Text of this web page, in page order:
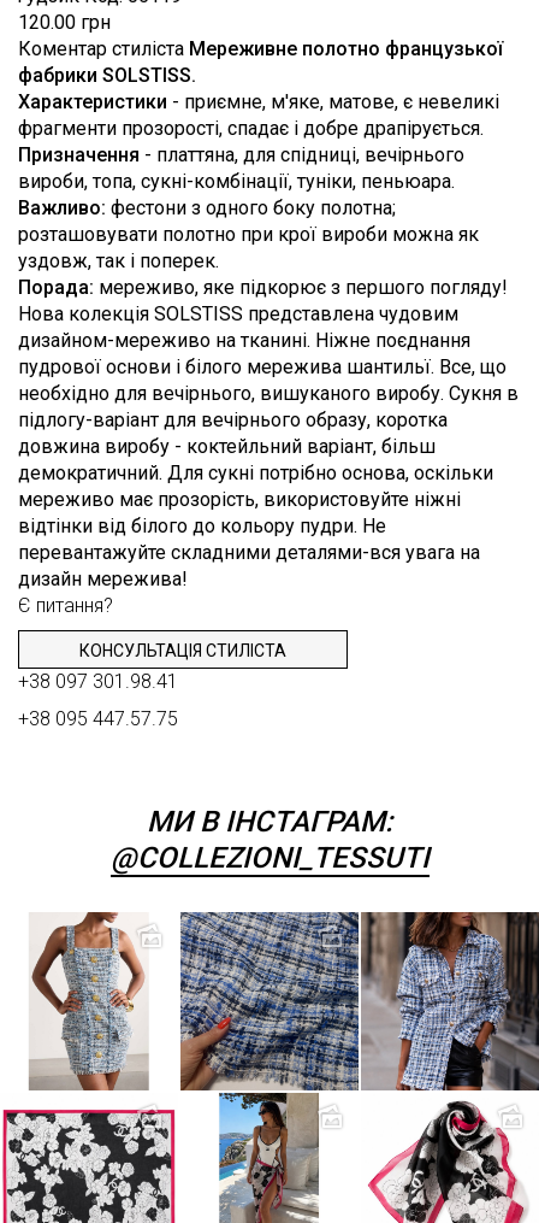
120.00 грн
Коментар стиліста Мереживне полотно французької
фабрики SOLSTISS.
Характеристики - приємне, м'яке, матове, є невеликі
фрагменти прозорості, спадає і добре драпірується.
Призначення - платтяна, для спідниці, вечірнього
вироби, топа, сукні-комбінації, туніки, пеньюара.
Важливо: фестони з одного боку полотна;
розташовувати полотно при крої вироби можна як
уздовж, так і поперек.
Порада: мереживо, яке підкорює з першого погляду!
Нова колекція SOLSTISS представлена чудовим
дизайном-мереживо на тканині. Ніжне поєднання
пудрової основи і білого мережива шантильї. Все, що
необхідно для вечірнього, вишуканого виробу. Сукня в
підлогу-варіант для вечірнього образу, коротка
довжина виробу - коктейльний варіант, більш
демократичний. Для сукні потрібно основа, оскільки
мереживо має прозорість, використовуйте ніжні
відтінки від білого до кольору пудри. Не
перевантажуйте складними деталями-вся увага на
дизайн мережива!
Є питання?
КОНСУЛЬТАЦІЯ СТИЛІСТА
+38 097 301.98.41
+38 095 447.57.75
МИ В ІНСТАГРАМ:
@COLLEZIONI_TESSUTI